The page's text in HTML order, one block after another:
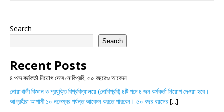
Search
Search
Recent Posts
৪ পদে কর্মকর্তা নিয়োগ দেবে নোবিপ্রবি, ৫০ বছরেও আবেদন
নোয়াখালী বিজ্ঞান ও প্রযুক্তি বিশ্ববিদ্যালয়ে (নোবিপ্রবি) ৪টি পদে ৪ জন কর্মকর্তা নিয়োগ দেওয়া হবে।
আগ্রহীরা আগামী ১০ নভেম্বর পর্যন্ত আবেদন করতে পারবেন। ৫০ বছর বয়সের[...]